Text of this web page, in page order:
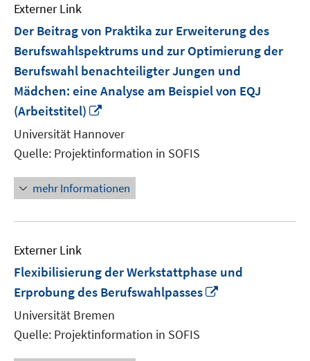
Externer Link
Der Beitrag von Praktika zur Erweiterung des
Berufswahlspektrums und zur Optimierung der
Berufswahl benachteiligter Jungen und
Mädchen: eine Analyse am Beispiel von EQJ
(Arbeitstitel)
Fenster
öffnen
Universität Hannover
Quelle: Projektinformation in SOFIS
mehr Informationen
Externer Link
Flexibilisierung der Werkstattphase und
Erprobung des Berufswahlpasses
Universität Bremen
Quelle: Projektinformation in SOFIS